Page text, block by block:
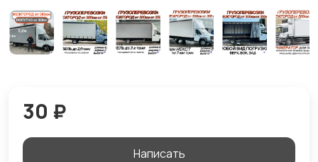
30 ₽
Написать